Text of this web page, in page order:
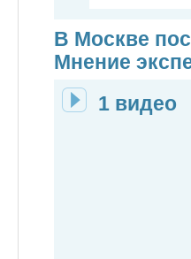
В Москве
Мнение
1 видео